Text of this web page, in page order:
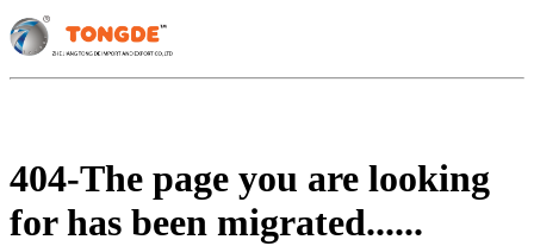
404-The page you are looking
for has been migrated......